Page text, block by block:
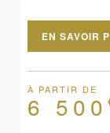
EN SAVOIR
À PARTIR DE
6 500